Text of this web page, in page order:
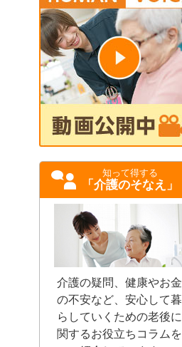
知って得する
「介護のそなえ」
介護の疑問、健康やお金
の不安など、安心して暮
らしていくための老後に
関するお役立ちコラムを